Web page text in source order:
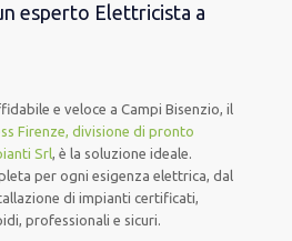
esperto Elettricista a
e veloce a Campi Bisenzio, il
Firenze, divisione di pronto
Srl, è la soluzione ideale.
per ogni esigenza elettrica, dal
di impianti certificati,
professionali e sicuri.